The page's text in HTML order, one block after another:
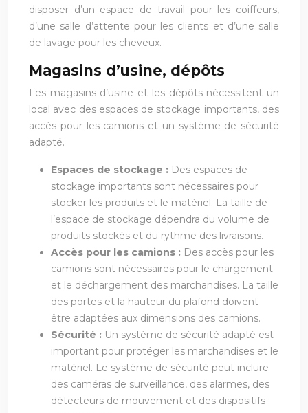
disposer d’un espace de travail pour les coiffeurs,
d’une salle d’attente pour les clients et d’une salle
de lavage pour les cheveux.
Magasins d’usine, dépôts
Les magasins d’usine et les dépôts nécessitent un
local avec des espaces de stockage importants, des
accès pour les camions et un système de sécurité
adapté.
Espaces de stockage : Des espaces de
stockage importants sont nécessaires pour
stocker les produits et le matériel. La taille de
l’espace de stockage dépendra du volume de
produits stockés et du rythme des livraisons.
Accès pour les camions : Des accès pour les
camions sont nécessaires pour le chargement
et le déchargement des marchandises. La taille
des portes et la hauteur du plafond doivent
être adaptées aux dimensions des camions.
Sécurité : Un système de sécurité adapté est
important pour protéger les marchandises et le
matériel. Le système de sécurité peut inclure
des caméras de surveillance, des alarmes, des
détecteurs de mouvement et des dispositifs